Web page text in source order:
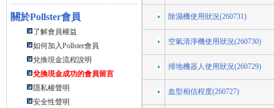
關於Pollster會員
了解會員權益
如何加入Pollster會員
兌換現金流程說明
兌換現金成功的會員留言
隱私權聲明
安全性聲明
除濕機使用狀況(260731)
空氣清淨機使用狀況(260730)
掃地機器人使用狀況(260729)
血型相信程度(260727)